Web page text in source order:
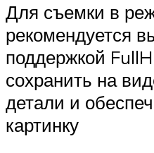
Для съемки в
рекомендуется
поддержкой
сохранить на
детали и
картинку